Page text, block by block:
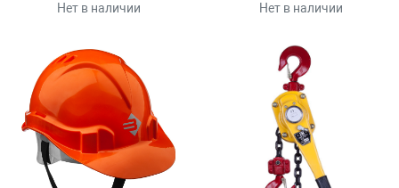
Нет в наличии Нет в наличии